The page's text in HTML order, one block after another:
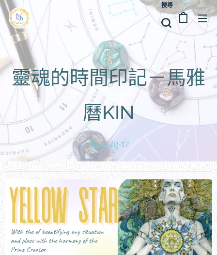
搜尋
靈魂的時間印記－馬雅
曆KIN
2025-10-17